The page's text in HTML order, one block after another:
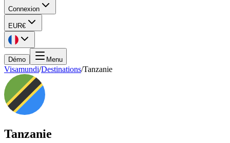
Connexion
EUR€
Démo Menu
Visamundi/Destinations/Tanzanie
Tanzanie